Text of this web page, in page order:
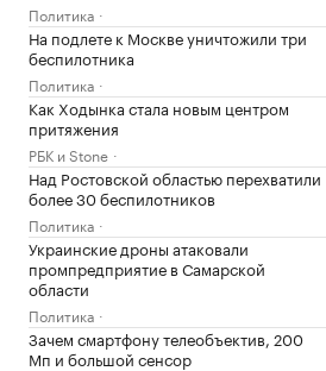
Политика
На подлете к Москве уничтожили три
беспилотника
Политика
Как Ходынка стала новым центром
притяжения
РБК и Stone
Над Ростовской областью перехватили
более 30 беспилотников
Политика
Украинские дроны атаковали
промпредприятие в Самарской
области
Политика
Зачем смартфону телеобъектив, 200
Мп и большой сенсор